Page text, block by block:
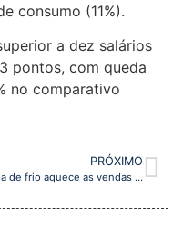
consumo (11%).
a dez salários
pontos, com queda
no comparativo
PRÓXIMO
Onda de frio aquece as vendas do comércio na região